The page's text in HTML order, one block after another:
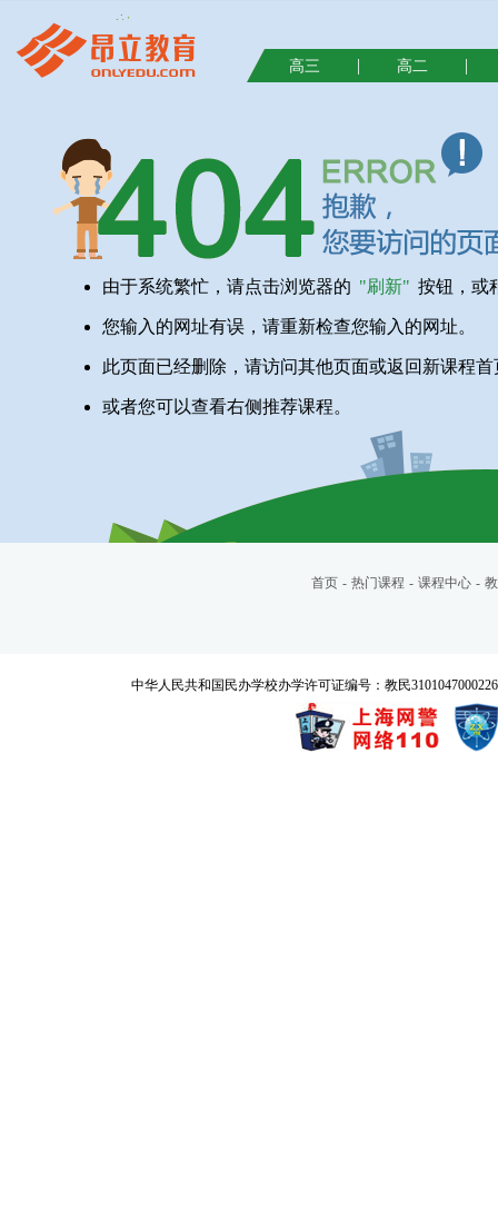
高三 | 高二 |
由于系统繁忙，请点击浏览器的 "刷新" 按钮，或
您输入的网址有误，请重新检查您输入的网址。
此页面已经删除，请访问其他页面或返回新课程首
或者您可以查看右侧推荐课程。
首页 - 热门课程 - 课程中心 -
中华人民共和国民办学校办学许可证编号：教民